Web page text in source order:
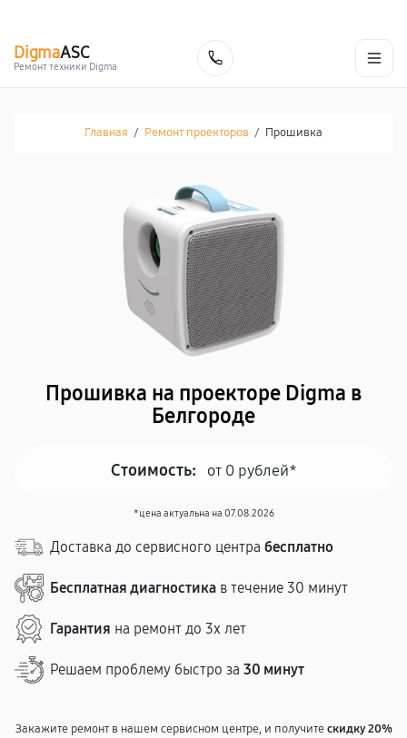
DigmaASC
Ремонт техники Digma
Главная / Ремонт проекторов / Прошивка
Прошивка на проекторе Digma в
Белгороде
Стоимость: от 0 рублей*
*цена актуальна на 07.08.2026
Доставка до сервисного центра бесплатно
Бесплатная диагностика в течение 30 минут
Гарантия на ремонт до 3х лет
Решаем проблему быстро за 30 минут
Закажите ремонт в нашем сервисном центре, и получитескидку 20%